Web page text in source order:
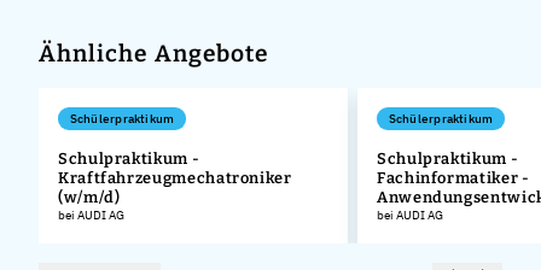
Ähnliche Angebote
Schülerpraktikum
Schulpraktikum -
Kraftfahrzeugmechatroniker
(w/m/d)
bei AUDI AG
Schülerpraktikum
Schulpraktikum -
Fachinformatiker -
bei AUDI AG